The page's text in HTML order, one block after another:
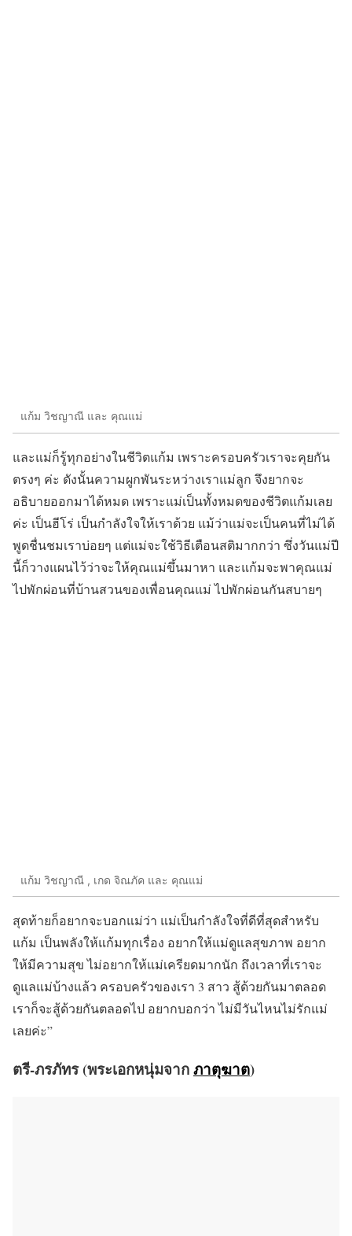
แก้ม วิชญาณี และ คุณแม่
และแม่ก็รู้ทุกอย่างในชีวิตแก้ม เพราะครอบครัวเราจะคุยกัน
ตรงๆ ค่ะ ดังนั้นความผูกพันระหว่างเราแม่ลูก จึงยากจะ
อธิบายออกมาได้หมด เพราะแม่เป็นทั้งหมดของชีวิตแก้มเลย
ค่ะ เป็นฮีโร่ เป็นกำลังใจให้เราด้วย แม้ว่าแม่จะเป็นคนที่ไม่ได้
พูดชื่นชมเราบ่อยๆ แต่แม่จะใช้วิธีเตือนสติมากกว่า ซึ่งวันแม่ปี
นี้ก็วางแผนไว้ว่าจะให้คุณแม่ขึ้นมาหา และแก้มจะพาคุณแม่
ไปพักผ่อนที่บ้านสวนของเพื่อนคุณแม่ ไปพักผ่อนกันสบายๆ
แก้ม วิชญาณี , เกด จิณภัค และ คุณแม่
สุดท้ายก็อยากจะบอกแม่ว่า แม่เป็นกำลังใจที่ดีที่สุดสำหรับ
แก้ม เป็นพลังให้แก้มทุกเรื่อง อยากให้แม่ดูแลสุขภาพ อยาก
ให้มีความสุข ไม่อยากให้แม่เครียดมากนัก ถึงเวลาที่เราจะ
ดูแลแม่บ้างแล้ว ครอบครัวของเรา 3 สาว สู้ด้วยกันมาตลอด
เราก็จะสู้ด้วยกันตลอดไป อยากบอกว่า ไม่มีวันไหนไม่รักแม่
เลยค่ะ”
ตรี-ภรภัทร (พระเอกหนุ่มจากภาตุฆาต)